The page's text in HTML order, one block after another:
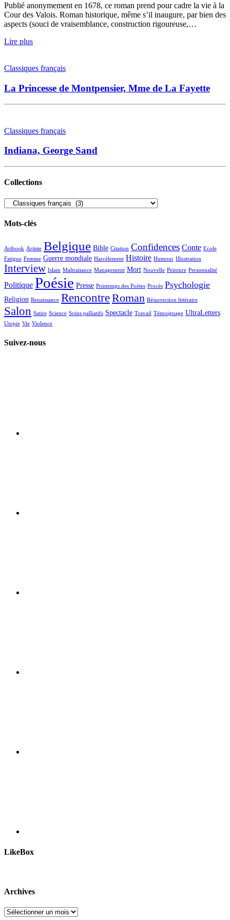
Publié anonymement en 1678, ce roman prend pour cadre la vie à la
Cour des Valois. Roman historique, même s’il inaugure, par bien des
aspects (souci de vraisemblance, construction rigoureuse,…
Lire plus
Classiques français
La Princesse de Montpensier, Mme de La Fayette
Classiques français
Indiana, George Sand
Collections
Collections
Mots-clés
Artbook Artiste Belgique Bible Citation Confidences Conte Ecole
Fatigue Femme Guerre mondiale Harcèlement Histoire Humour Illustration
Interview Islam Maltraitance Management Mort Nouvelle Peinture Personnalité
Politique Poésie Presse Printemps des Poètes Procès Psychologie
Religion Renaissance RencontreRoman Résurrection littéraire
Salon Satire Science Soins palliatifs Spectacle Travail Témoignage UltraLetters
Utopie Vie Violence
Suivez-nous
LikeBox
Archives
Archives